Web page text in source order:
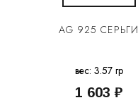
AG 925 СЕРЬГИ
вес: 3.57 гр
1 603 ₽